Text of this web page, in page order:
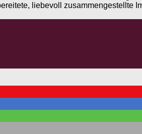
liebevoll zusammengestellte